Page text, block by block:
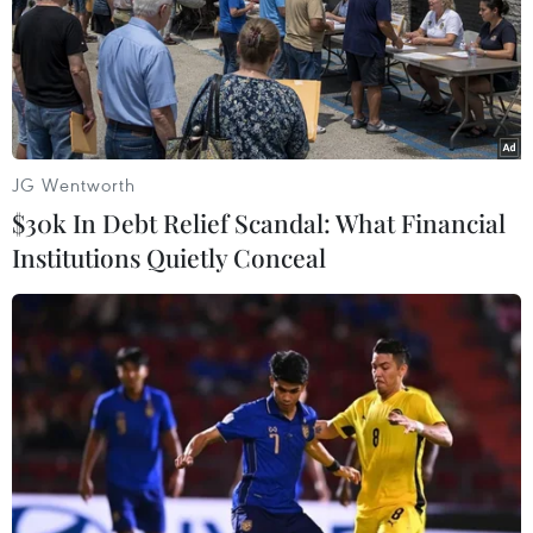
hiến cho cộng đồng người
Việt Nam ở nước ngoài
08/08/2026 11:00
khoa khiến bé trai 8 tuổi tử
vong sau mổ ruột thừa
08/08/2026 10:28
Đà Nẵng: Hỗ trợ 700 triệu
đồng cho đồng bào nghèo
xã Hùng Sơn
08/08/2026 09:58
phát nổ trên sông Sài Gòn
khiến một người thiệt
mạng
08/08/2026 09:03
JG Wentworth
$30k In Debt Relief Scandal: What Financial
Institutions Quietly Conceal